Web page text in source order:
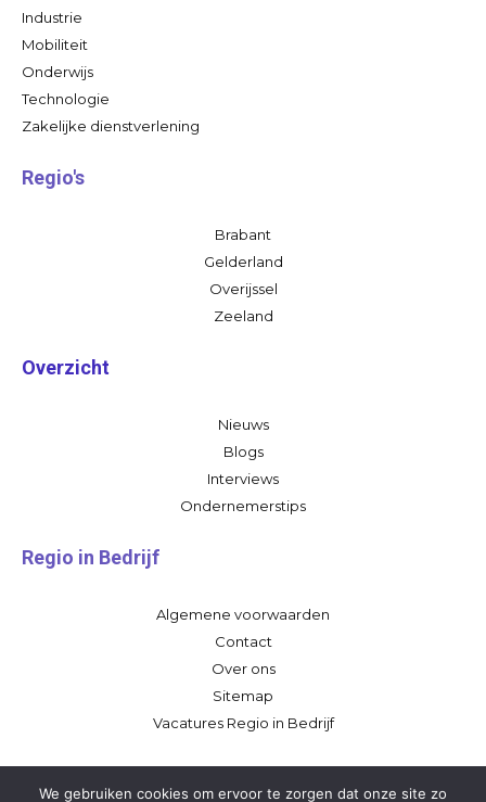
Industrie
Mobiliteit
Onderwijs
Technologie
Zakelijke dienstverlening
Regio's
Brabant
Gelderland
Overijssel
Zeeland
Overzicht
Nieuws
Blogs
Interviews
Ondernemerstips
Regio in Bedrijf
Algemene voorwaarden
Contact
Over ons
Sitemap
Vacatures Regio in Bedrijf
We gebruiken cookies om ervoor te zorgen dat onze site zo